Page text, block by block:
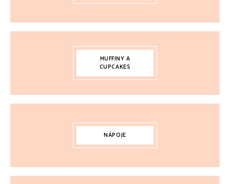
MUFFINY A
CUPCAKES
NÁPOJE